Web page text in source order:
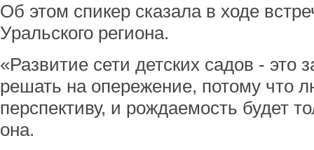
Об этом спикер сказала в ходе
Уральского региона.
«Развитие сети детских садов - это
решать на опережение, потому что
перспективу, и рождаемость будет
она.